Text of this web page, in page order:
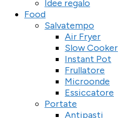
Idee regalo
Food
Salvatempo
Air Fryer
Slow Cooker
Instant Pot
Frullatore
Microonde
Essiccatore
Portate
Antipasti